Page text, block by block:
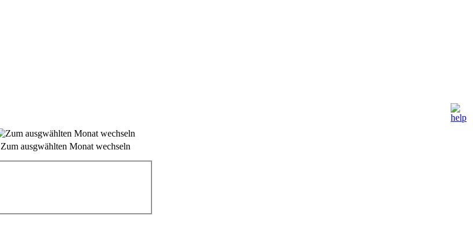
Zum ausgwählten Monat wechseln